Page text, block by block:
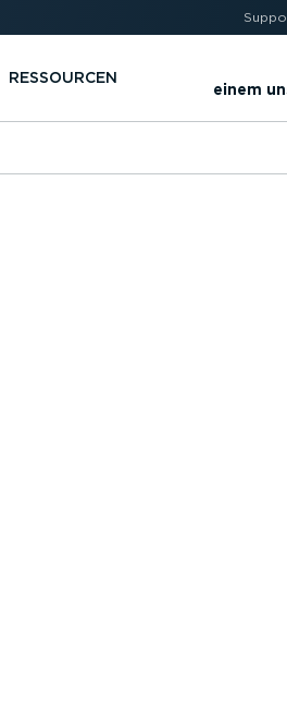
RESSOURCEN
einem